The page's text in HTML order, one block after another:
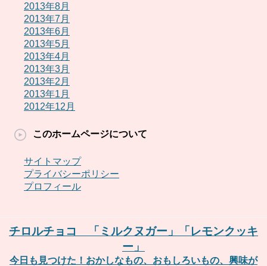
2013年8月
2013年7月
2013年6月
2013年5月
2013年4月
2013年3月
2013年2月
2013年1月
2012年12月
このホームページについて
サイトマップ
プライバシーポリシー
プロフィール
チロルチョコ 「ミルクヌガー」「レモンクッキ
ー」
今日も見つけた！おかしなもの、おもしろいもの、興味が